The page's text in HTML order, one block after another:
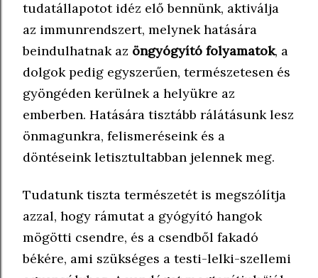
tudatállapotot idéz elő bennünk, aktiválja
az immunrendszert, melynek hatására
beindulhatnak az öngyógyító folyamatok, a
dolgok pedig egyszerűen, természetesen és
gyöngéden kerülnek a helyükre az
emberben. Hatására tisztább rálátásunk lesz
önmagunkra, felismeréseink és a
döntéseink letisztultabban jelennek meg.
Tudatunk tiszta természetét is megszólítja
azzal, hogy rámutat a gyógyító hangok
mögötti csendre, és a csendből fakadó
békére, ami szükséges a testi-lelki-szellemi